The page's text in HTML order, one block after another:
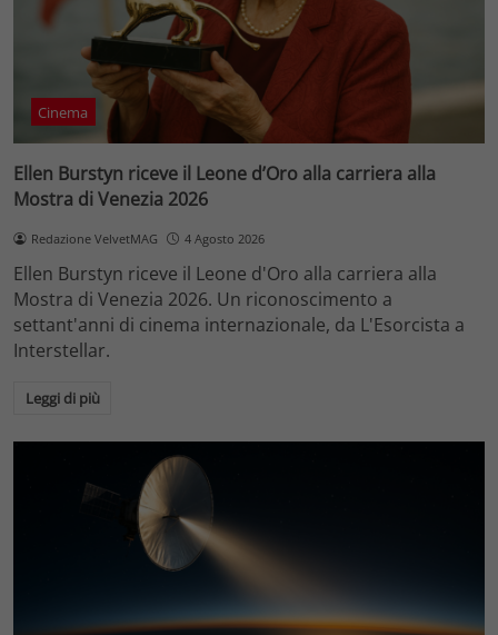
Cinema
Ellen Burstyn riceve il Leone d’Oro alla carriera alla
Mostra di Venezia 2026
Redazione VelvetMAG 4 Agosto 2026
Ellen Burstyn riceve il Leone d'Oro alla carriera alla
Mostra di Venezia 2026. Un riconoscimento a
settant'anni di cinema internazionale, da L'Esorcista a
Interstellar.
Leggi di più